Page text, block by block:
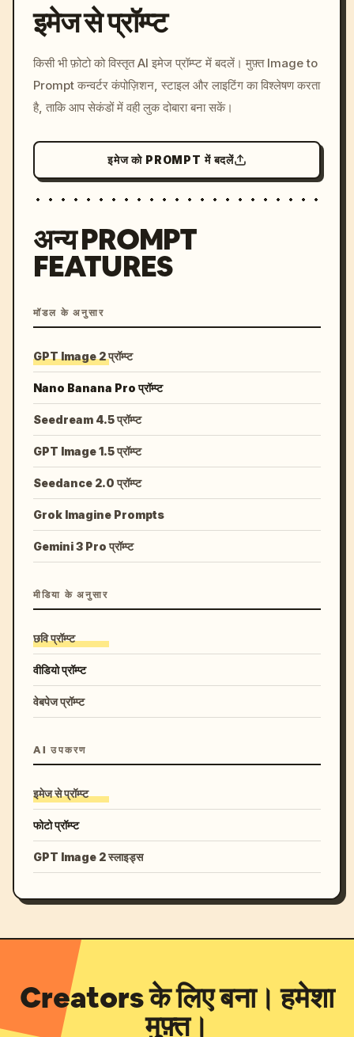
c, cyberpunk sunset, neon
colors, 8k --v 6.0
इमेज से प्रॉम्प्ट
किसी भी फ़ोटो को विस्तृत AI इमेज प्रॉम्प्ट में बदलें। मुफ़्त Image to
Prompt कन्वर्टर कंपोज़िशन, स्टाइल और लाइटिंग का विश्लेषण करता
है, ताकि आप सेकंडों में वही लुक दोबारा बना सकें।
इमेज को PROMPT में बदलें
अन्य PROMPT
FEATURES
मॉडल के अनुसार
GPT Image 2 प्रॉम्प्ट
Nano Banana Pro प्रॉम्प्ट
Seedream 4.5 प्रॉम्प्ट
GPT Image 1.5 प्रॉम्प्ट
Seedance 2.0 प्रॉम्प्ट
Grok Imagine Prompts
Gemini 3 Pro प्रॉम्प्ट
मीडिया के अनुसार
छवि प्रॉम्प्ट
वीडियो प्रॉम्प्ट
वेबपेज प्रॉम्प्ट
AI उपकरण
इमेज से प्रॉम्प्ट
फोटो प्रॉम्प्ट
GPT Image 2 स्लाइड्स
Creators के लिए बना। हमेशा
मुफ़्त।